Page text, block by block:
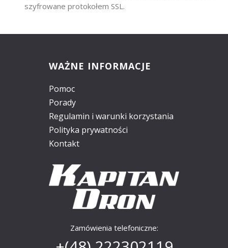
szyfrowane protokołem SSL.
WAŻNE INFORMACJE
Pomoc
Porady
Regulamin i warunki korzystania
Polityka prywatności
Kontakt
Zamówienia telefoniczne: